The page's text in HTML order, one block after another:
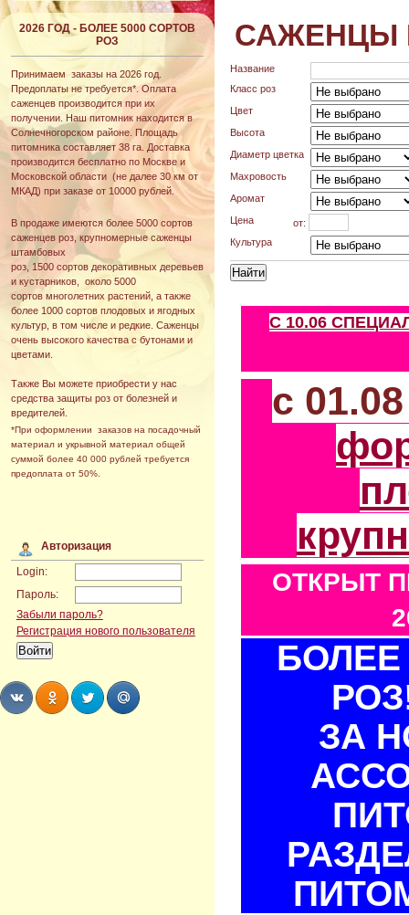
2026 ГОД - БОЛЕЕ 5000 СОРТОВ
РОЗ
Принимаем заказы на 2026 год.
Предоплаты не требуется*. Оплата
саженцев производится при их
получении. Наш питомник находится в
Солнечногорском районе. Площадь
питомника составляет 38 га. Доставка
производится бесплатно по Москве и
Московской области (не далее 30 км от
МКАД) при заказе от 10000 рублей.
В продаже имеются более 5000 сортов
саженцев роз, крупномерные саженцы
штамбовых
роз, 1500 сортов декоративных деревьев
и кустарников, около 5000
сортов многолетних растений, а также
более 1000 сортов плодовых и ягодных
культур, в том числе и редкие. Саженцы
очень высокого качества с бутонами и
цветами.
Также Вы можете приобрести у нас
средства защиты роз от болезней и
вредителей.
*При оформлении заказов на посадочный
материал и укрывной материал общей
суммой более 40 000 рублей требуется
предоплата от 50%.
Авторизация
Login:
Пароль:
Забыли пароль?
Регистрация нового пользователя
САЖЕНЦЫ
Название
Класс роз
Цвет
Высота
Диаметр цветка
Махровость
Аромат
Цена
от:
Культура
С 10.06
с
ОТКРЫТ
БОЛЕЕ
ЗА